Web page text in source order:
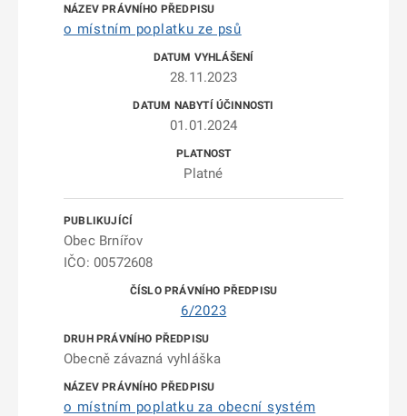
o místním poplatku ze psů
28.11.2023
01.01.2024
Platné
Obec Brnířov
IČO: 00572608
6/2023
Obecně závazná vyhláška
o místním poplatku za obecní systém